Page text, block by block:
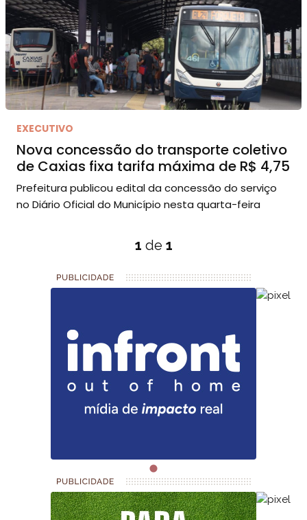
EXECUTIVO
Nova concessão do transporte coletivo
de Caxias fixa tarifa máxima de R$ 4,75
Prefeitura publicou edital da concessão do serviço
no Diário Oficial do Município nesta quarta-feira
1 de 1